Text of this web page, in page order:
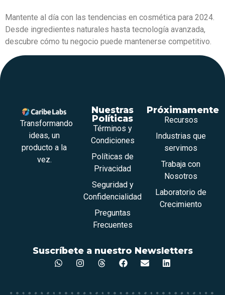
Mantente al día con las tendencias en cosmética para 2024.
Desde ingredientes naturales hasta tecnología avanzada,
descubre cómo tu negocio puede mantenerse competitivo.
Transformando
ideas, un
producto a la
vez.
Nuestras
Políticas
Términos y
Condiciones
Políticas de
Privacidad
Seguridad y
Confidencialidad
Preguntas
Frecuentes
Próximamente
Recursos
Industrias que
servimos
Trabaja con
Nosotros
Laboratorio de
Crecimiento
Suscríbete a nuestro Newsletters